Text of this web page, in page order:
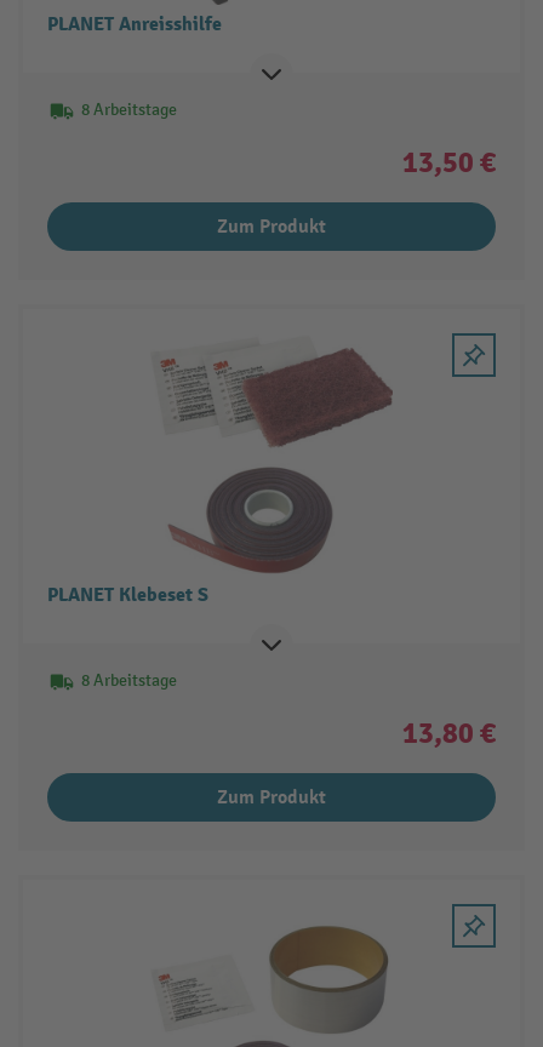
PLANET Anreisshilfe
8 Arbeitstage
13,50 €
Zum Produkt
PLANET Klebeset S
8 Arbeitstage
13,80 €
Zum Produkt